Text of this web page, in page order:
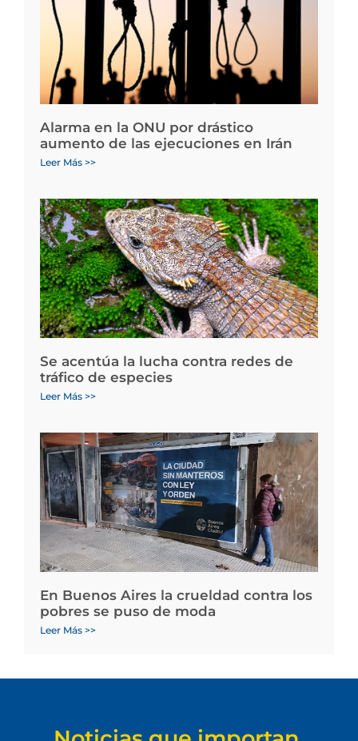
Alarma en la ONU por drástico
aumento de las ejecuciones en Irán
Leer Más >>
Se acentúa la lucha contra redes de
tráfico de especies
Leer Más >>
En Buenos Aires la crueldad contra los
pobres se puso de moda
Leer Más >>